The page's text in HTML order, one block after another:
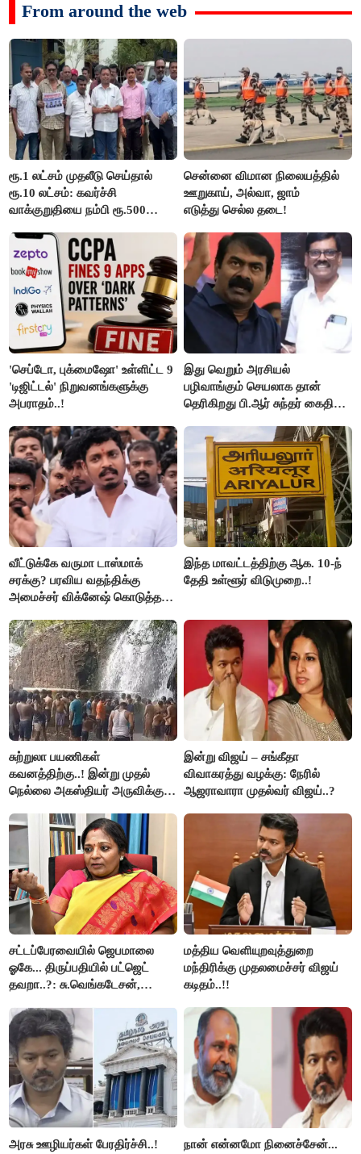
From around the web
ரூ.1 லட்சம் முதலீடு செய்தால்
ரூ.10 லட்சம்: கவர்ச்சி
வாக்குறுதியை நம்பி ரூ.500
மக்கள்!
சென்னை விமான நிலையத்தில்
ஊறுகாய், அல்வா, ஜாம்
எடுத்து செல்ல தடை!
'செப்டோ, புக்மைஷோ' உள்ளிட்ட 9
'டிஜிட்டல்' நிறுவனங்களுக்கு
அபராதம்..!
இது வெறும் அரசியல்
பழிவாங்கும் செயலாக தான்
தெரிகிறது பி.ஆர் சுந்தர் கைதிற்கு
வீட்டுக்கே வருமா டாஸ்மாக்
சரக்கு? பரவிய வதந்திக்கு
அமைச்சர் விக்னேஷ் கொடுத்த
இந்த மாவட்டத்திற்கு ஆக. 10-ந்
தேதி உள்ளூர் விடுமுறை..!
சுற்றுலா பயணிகள்
கவனத்திற்கு..! இன்று முதல்
நெல்லை அகஸ்தியர் அருவிக்கு
இன்று விஜய் – சங்கீதா
விவாகரத்து வழக்கு: நேரில்
ஆஜராவாரா முதல்வர் விஜய்..?
சட்டப்பேரவையில் ஜெபமாலை
ஓகே... திருப்பதியில் பட்ஜெட்
தவறா..?: சு.வெங்கடேசன்,
கேள்வி..!
மத்திய வெளியுறவுத்துறை
மந்திரிக்கு முதலமைச்சர் விஜய்
கடிதம்..!!
அரசு ஊழியர்கள் பேரதிர்ச்சி..! நான் என்னமோ நினைச்சேன்...